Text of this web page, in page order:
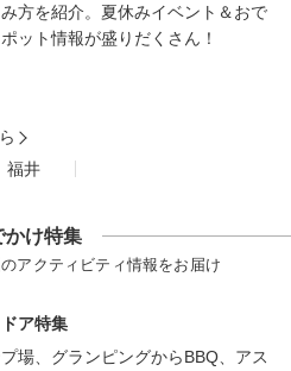
方を紹介。夏休みイベント＆おで
ット情報が盛りだくさん！
福井
かけ特集
アクティビティ情報をお届け
ア特集
場、グランピングからBBQ、アス